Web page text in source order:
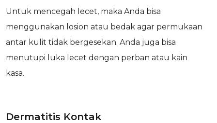
Untuk mencegah lecet, maka Anda bisa
menggunakan losion atau bedak agar permukaan
antar kulit tidak bergesekan. Anda juga bisa
menutupi luka lecet dengan perban atau kain
kasa.
Dermatitis Kontak